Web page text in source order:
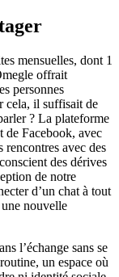
mensuelles, dont 1
offrait
personnes
cela, il suffisait de
? La plateforme
de Facebook, avec
rencontres avec des
des dérives
de notre
d’un chat à tout
une nouvelle
l’échange sans se
un espace où